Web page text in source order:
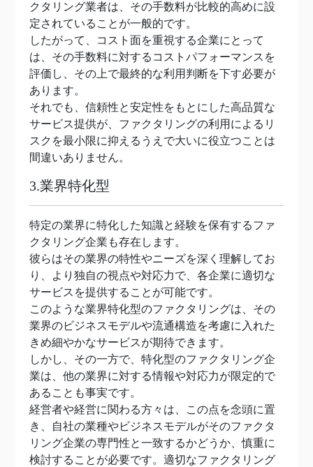
クタリング業者は、その手数料が比較的高めに設
定されていることが一般的です。
したがって、コスト面を重視する企業にとって
は、その手数料に対するコストパフォーマンスを
評価し、その上で最終的な利用判断を下す必要が
あります。
それでも、信頼性と安定性をもとにした高品質な
サービス提供が、ファクタリングの利用によるリ
スクを最小限に抑えるうえで大いに役立つことは
間違いありません。
3.業界特化型
特定の業界に特化した知識と経験を保有するファ
クタリング企業も存在します。
彼らはその業界の特性やニーズを深く理解してお
り、より独自の視点や対応力で、各企業に適切な
サービスを提供することが可能です。
このような業界特化型のファクタリングは、その
業界のビジネスモデルや流通構造を考慮に入れた
きめ細やかなサービスが期待できます。
しかし、その一方で、特化型のファクタリング企
業は、他の業界に対する情報や対応力が限定的で
あることも事実です。
経営者や経営に関わる方々は、この点を念頭に置
き、自社の業種やビジネスモデルがそのファクタ
リング企業の専門性と一致するかどうか、慎重に
検討することが必要です。適切なファクタリング